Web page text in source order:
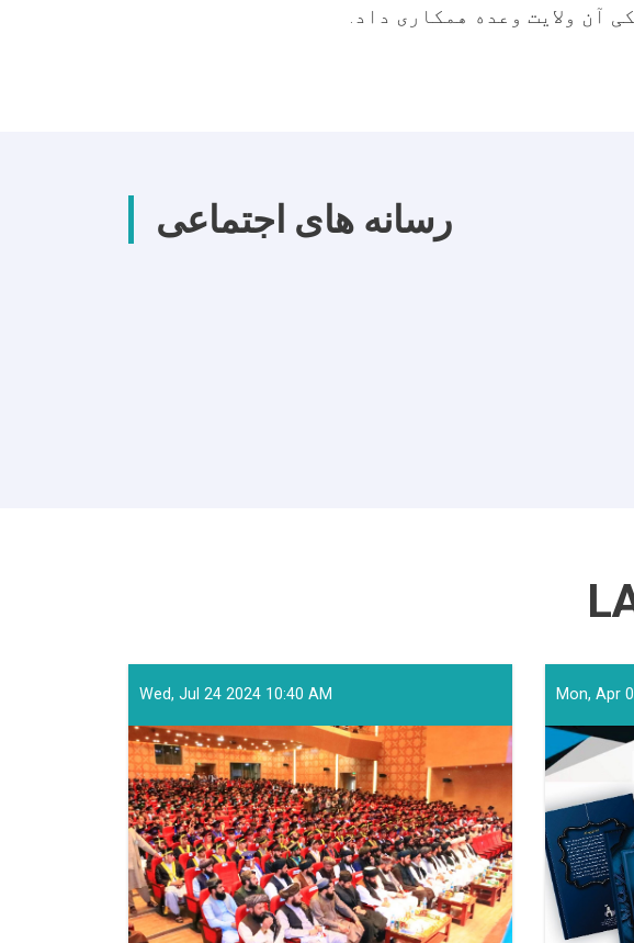
آن ولایت وعده همکاری داد.
رسانه های اجتماعی
Wed, Jul 24 2024 10:40 AM Mon, Apr